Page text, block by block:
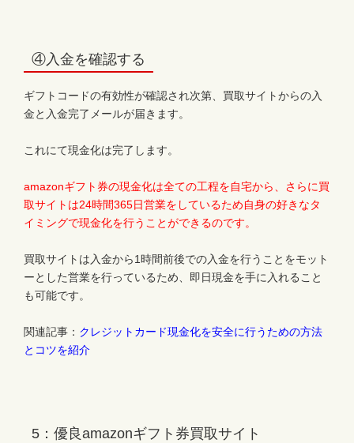
④入金を確認する
ギフトコードの有効性が確認され次第、買取サイトからの入
金と入金完了メールが届きます。
これにて現金化は完了します。
amazonギフト券の現金化は全ての工程を自宅から、さらに買
取サイトは24時間365日営業をしているため自身の好きなタ
イミングで現金化を行うことができるのです。
買取サイトは入金から1時間前後での入金を行うことをモット
ーとした営業を行っているため、即日現金を手に入れること
も可能です。
関連記事： クレジットカード現金化を安全に行うための方法
とコツを紹介
5：優良amazonギフト券買取サイト